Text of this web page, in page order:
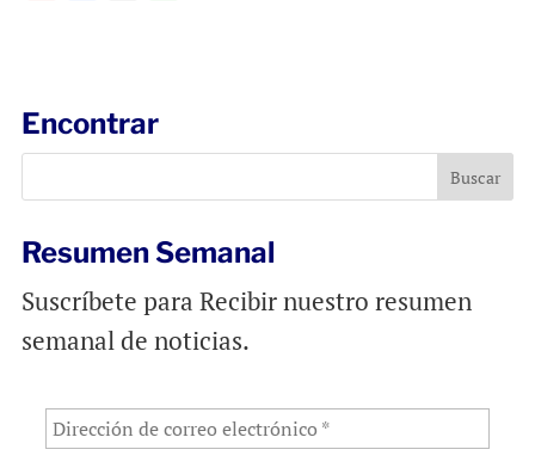
o
k
p
Encontrar
Resumen Semanal
Suscríbete para Recibir nuestro resumen
semanal de noticias.